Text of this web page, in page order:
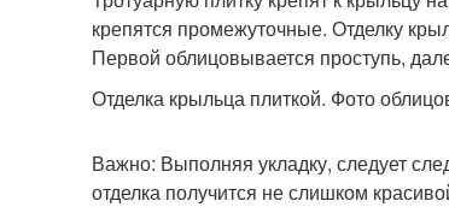
крепятся промежуточные. Отделку
Первой облицовывается проступь,
Отделка крыльца плиткой. Фото
Важно: Выполняя укладку, следует
отделка получится не слишком